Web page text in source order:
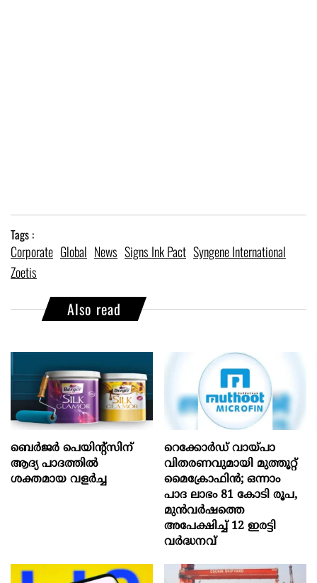
Tags :
Corporate Global News Signs Ink Pact Syngene International
Zoetis
Also read
ബെർജർ പെയിന്റ്സിന്
ആദ്യ പാദത്തിൽ
ശക്തമായ വളർച്ച
റെക്കോർഡ് വായ്പാ
വിതരണവുമായി മുത്തൂറ്റ്
മൈക്രോഫിൻ; ഒന്നാം
പാദ ലാഭം 81 കോടി രൂപ,
മുൻവർഷത്തെ
അപേക്ഷിച്ച് 12 ഇരട്ടി
വർദ്ധനവ്